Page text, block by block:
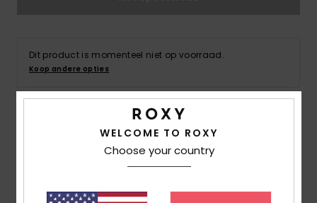
Accessoires
Dit product is momenteel niet op voorraad.
Koop andere opties
Details & functies
Dames Zwart Ribgebreid bikinibroekje
ERJX404467 Kleurcodekvj0
WELCOME TO ROXY
Choose your country